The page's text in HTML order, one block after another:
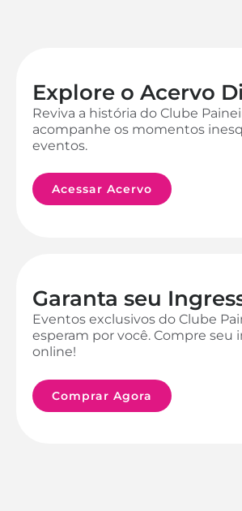
Explore o Acervo
Reviva a história do Clube
acompanhe os momentos
eventos.
Acessar Acervo
Garanta seu
Eventos exclusivos do Clube
esperam por você. Compre seu
online!
Comprar Agora